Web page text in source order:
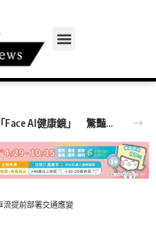
無感量測黑科技登場 岡山醫院「Face AI健康鏡」 驚豔高齡高齡健康展
流提前部署交通應變